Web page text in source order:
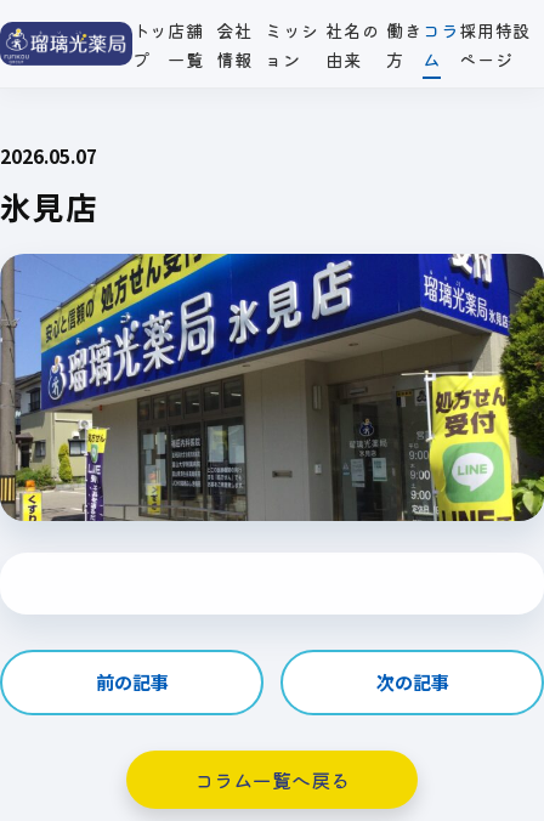
トッ
プ
店舗
一覧
会社
情報
ミッシ
ョン
社名の
由来
働き
方
コラ
ム
採用特設
ページ
2026.05.07
氷見店
前の記事 次の記事
コラム一覧へ戻る